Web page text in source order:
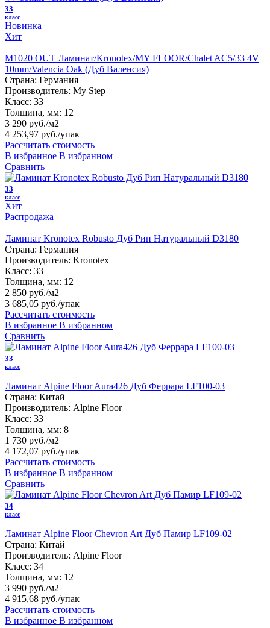
33
класс
Новинка
Хит
M1020 OUT Ламинат/Kronotex/MY FLOOR/Chalet AC5/33 4V
10mm/Valencia Oak (Дуб Валенсия)
Страна: Германия
Производитель: My Step
Класс: 33
Толщина, мм: 12
3 290 руб./м2
4 253,97 руб./упак
Рассчитать стоимость
В избранное В избранном
Сравнить
33
класс
Хит
Распродажа
Ламинат Kronotex Robusto Дуб Рип Натуральный D3180
Страна: Германия
Производитель: Kronotex
Класс: 33
Толщина, мм: 12
2 850 руб./м2
3 685,05 руб./упак
Рассчитать стоимость
В избранное В избранном
Сравнить
33
класс
Ламинат Alpine Floor Aura426 Дуб Феррара LF100-03
Страна: Китай
Производитель: Alpine Floor
Класс: 33
Толщина, мм: 8
1 730 руб./м2
4 172,07 руб./упак
Рассчитать стоимость
В избранное В избранном
Сравнить
34
класс
Ламинат Alpine Floor Chevron Art Дуб Памир LF109-02
Страна: Китай
Производитель: Alpine Floor
Класс: 34
Толщина, мм: 12
3 990 руб./м2
4 915,68 руб./упак
Рассчитать стоимость
В избранное В избранном